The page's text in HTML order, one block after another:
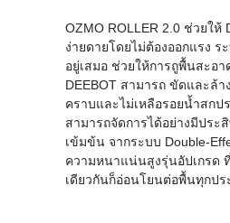
OZMO ROLLER 2.0 ช่วยใ
ง่ายดายโดยไม่ต้องออกแรง ร
อยู่เสมอ ช่วยให้การถูพื้นสะอ
DEEBOT สามารถ ขัดและล้า
คราบและไม่เหลือรอยน้ำสกป
สามารถจัดการได้อย่างมีปร
เข้มข้น จากระบบ Double-
ความหนาแน่นสูงรุ่นอัปเกรด
เดียวกันก็อ่อนโยนต่อพื้นทุกปร